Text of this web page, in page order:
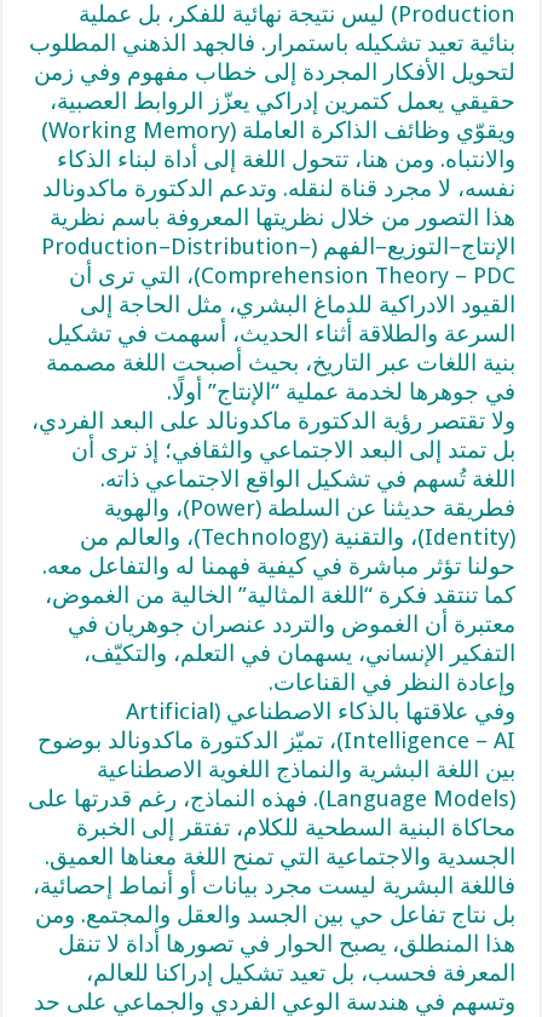
Production) ليس نتيجة نهائية للفكر، بل عملية
بنائية تعيد تشكيله باستمرار. فالجهد الذهني المطلوب
لتحويل الأفكار المجردة إلى خطاب مفهوم وفي زمن
حقيقي يعمل كتمرين إدراكي يعزّز الروابط العصبية،
ويقوّي وظائف الذاكرة العاملة (Working Memory)
والانتباه. ومن هنا، تتحول اللغة إلى أداة لبناء الذكاء
نفسه، لا مجرد قناة لنقله. وتدعم الدكتورة ماكدونالد
هذا التصور من خلال نظريتها المعروفة باسم نظرية
الإنتاج–التوزيع–الفهم (Production–Distribution–
Comprehension Theory – PDC)، التي ترى أن
القيود الادراكية للدماغ البشري، مثل الحاجة إلى
السرعة والطلاقة أثناء الحديث، أسهمت في تشكيل
بنية اللغات عبر التاريخ، بحيث أصبحت اللغة مصممة
في جوهرها لخدمة عملية “الإنتاج” أولًا.
ولا تقتصر رؤية الدكتورة ماكدونالد على البعد الفردي،
بل تمتد إلى البعد الاجتماعي والثقافي؛ إذ ترى أن
اللغة تُسهم في تشكيل الواقع الاجتماعي ذاته.
فطريقة حديثنا عن السلطة (Power)، والهوية
(Identity)، والتقنية (Technology)، والعالم من
حولنا تؤثر مباشرة في كيفية فهمنا له والتفاعل معه.
كما تنتقد فكرة “اللغة المثالية” الخالية من الغموض،
معتبرة أن الغموض والتردد عنصران جوهريان في
التفكير الإنساني، يسهمان في التعلم، والتكيّف،
وإعادة النظر في القناعات.
وفي علاقتها بالذكاء الاصطناعي (Artificial
Intelligence – AI)، تميّز الدكتورة ماكدونالد بوضوح
بين اللغة البشرية والنماذج اللغوية الاصطناعية
(Language Models). فهذه النماذج، رغم قدرتها على
محاكاة البنية السطحية للكلام، تفتقر إلى الخبرة
الجسدية والاجتماعية التي تمنح اللغة معناها العميق.
فاللغة البشرية ليست مجرد بيانات أو أنماط إحصائية،
بل نتاج تفاعل حي بين الجسد والعقل والمجتمع. ومن
هذا المنطلق، يصبح الحوار في تصورها أداة لا تنقل
المعرفة فحسب، بل تعيد تشكيل إدراكنا للعالم،
وتسهم في هندسة الوعي الفردي والجماعي على حد